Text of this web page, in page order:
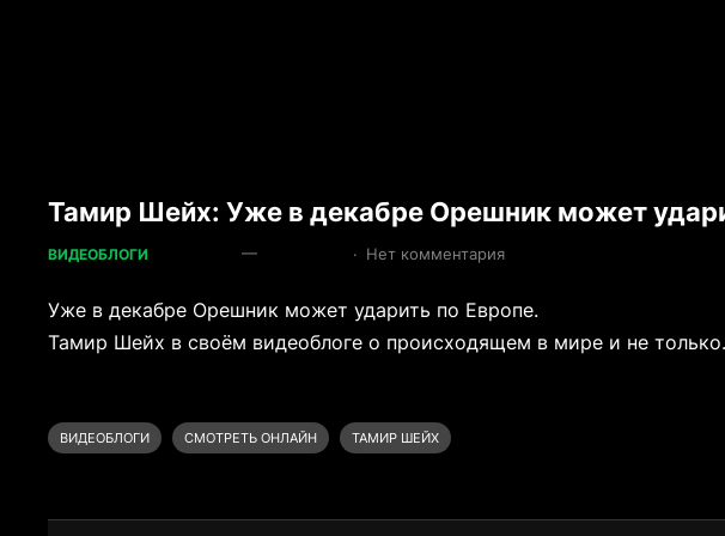
Тамир Шейх: Уже в декабре Орешник может
ВИДЕОБЛОГИ — · Нет комментария
Уже в декабре Орешник может ударить по Европе.
Тамир Шейх в своём видеоблоге о происходящем в мире и не
ВИДЕОБЛОГИ СМОТРЕТЬ ОНЛАЙН ТАМИР ШЕЙХ